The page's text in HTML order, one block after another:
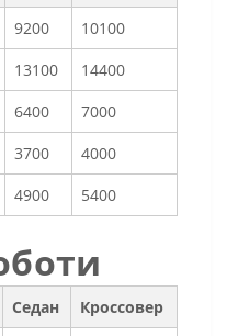
9200
10100
13100
14400
6400
7000
3700
4000
4900 5400
Седан
Кроссовер